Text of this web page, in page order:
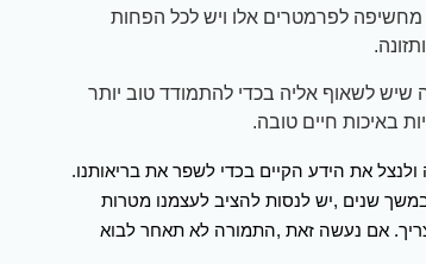
מחשיפה לפרמטרים אלו ויש לכל הפחות
לשאוף אליה בכדי להתמודד טוב יותר
באיכות חיים טובה.
ולנצל את הידע הקיים בכדי לשפר את בריאותנו.
שנים ,יש לנסות להציב לעצמנו מטרות
צריך. אם נעשה זאת ,התמורה לא תאחר לבוא